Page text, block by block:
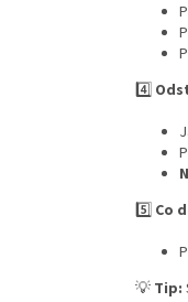
4️⃣
5️⃣ Co
💡 Tip: